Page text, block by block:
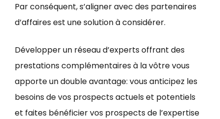
Par conséquent, s’aligner avec des partenaires
d’affaires est une solution à considérer.
Développer un réseau d’experts offrant des
prestations complémentaires à la vôtre vous
apporte un double avantage: vous anticipez les
besoins de vos prospects actuels et potentiels
et faites bénéficier vos prospects de l’expertise